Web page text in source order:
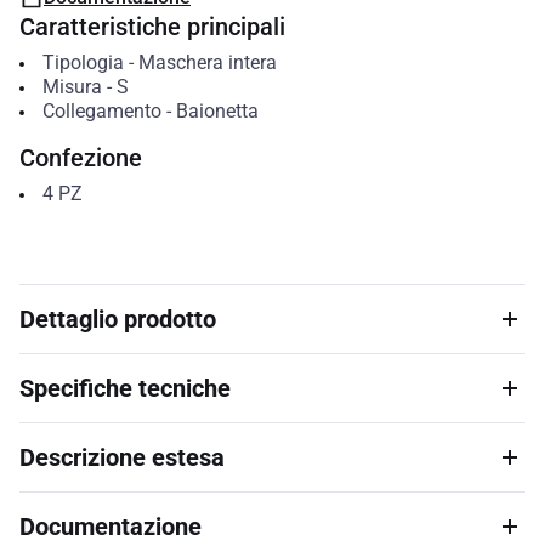
Caratteristiche principali
Tipologia - Maschera intera
Misura - S
Collegamento- Baionetta
Confezione
4 PZ
Dettaglio prodotto
Specifiche tecniche
Descrizione estesa
Documentazione